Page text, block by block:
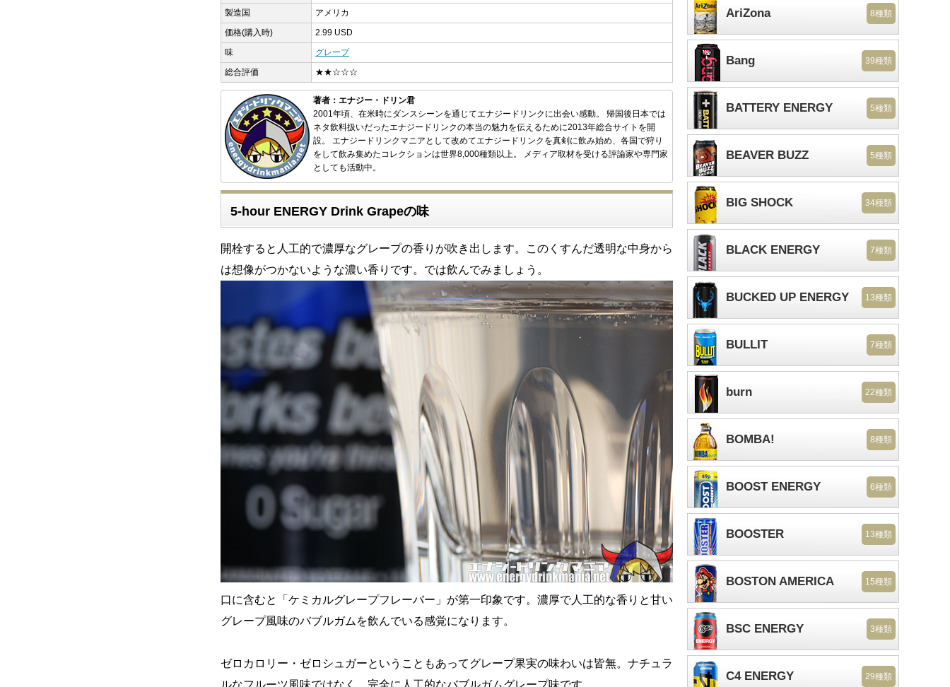
製造国
アメリカ
価格(購入時)
2.99 USD
味
グレープ
総合評価
★★☆☆☆
著者：エナジー・ドリン君
2001年頃、在米時にダンスシーンを通じてエナジードリンクに出会い感動。 帰国後日本では
ネタ飲料扱いだったエナジードリンクの本当の魅力を伝えるために2013年総合サイトを開
設。 エナジードリンクマニアとして改めてエナジードリンクを真剣に飲み始め、各国で狩り
をして飲み集めたコレクションは世界8,000種類以上。 メディア取材を受ける評論家や専門家
としても活動中。
5-hour ENERGY Drink Grapeの味
開栓すると人工的で濃厚なグレープの香りが吹き出します。このくすんだ透明な中身から
は想像がつかないような濃い香りです。では飲んでみましょう。
口に含むと「ケミカルグレープフレーバー」が第一印象です。濃厚で人工的な香りと甘い
グレープ風味のバブルガムを飲んでいる感覚になります。
ゼロカロリー・ゼロシュガーということもあってグレープ果実の味わいは皆無。ナチュラ
ルなフルーツ風味ではなく、完全に人工的なバブルガムグレープ味です。
AriZona 8種類
Bang 39種類
BATTERY ENERGY 5種類
BEAVER BUZZ 5種類
BIG SHOCK 34種類
BLACK ENERGY 7種類
BUCKED UP ENERGY 13種類
BULLIT 7種類
burn 22種類
BOMBA! 8種類
BOOST ENERGY 6種類
BOOSTER 13種類
BOSTON AMERICA 15種類
BSC ENERGY 3種類
C4 ENERGY 29種類